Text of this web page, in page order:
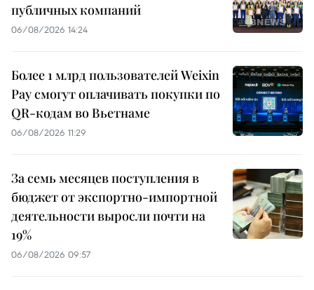
публичных компаний
06/08/2026 14:24
Более 1 млрд пользователей Weixin
Pay смогут оплачивать покупки по
QR-кодам во Вьетнаме
06/08/2026 11:29
За семь месяцев поступления в
бюджет от экспортно-импортной
деятельности выросли почти на
19%
06/08/2026 09:57